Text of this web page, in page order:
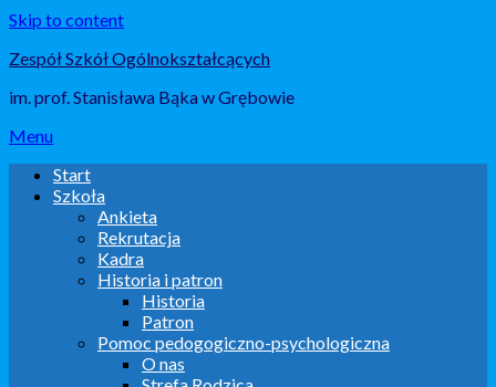
Skip to content
Zespół Szkół Ogólnokształcących
im. prof. Stanisława Bąka w Grębowie
Menu
Start
Szkoła
Ankieta
Rekrutacja
Kadra
Historia i patron
Historia
Patron
Pomoc pedogogiczno-psychologiczna
O nas